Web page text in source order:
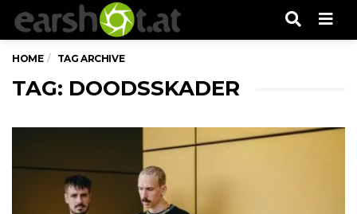
HOME TAG ARCHIVE
TAG: DOODSSKADER